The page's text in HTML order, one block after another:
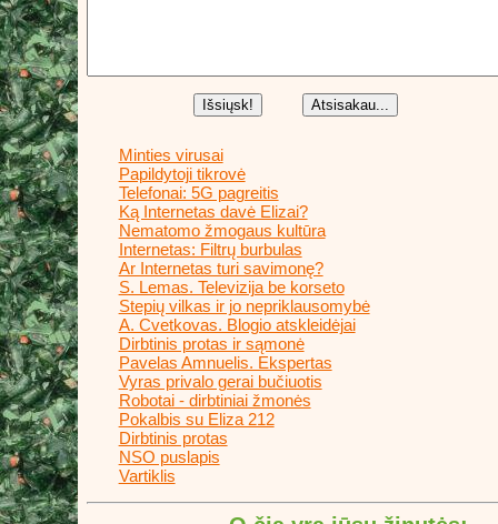
Minties virusai
Papildytoji tikrovė
Telefonai: 5G pagreitis
Ką Internetas davė Elizai?
Nematomo žmogaus kultūra
Internetas: Filtrų burbulas
Ar Internetas turi savimonę?
S. Lemas. Televizija be korseto
Stepių vilkas ir jo nepriklausomybė
A. Cvetkovas. Blogio atskleidėjai
Dirbtinis protas ir sąmonė
Pavelas Amnuelis. Ekspertas
Vyras privalo gerai bučiuotis
Robotai - dirbtiniai žmonės
Pokalbis su Eliza 212
Dirbtinis protas
NSO puslapis
Vartiklis